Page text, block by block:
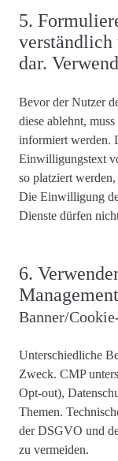
5.
verständlich
dar.
Bevor der Nutzer
diese ablehnt,
informiert werden.
Einwilligungstext
so platziert
Die Einwilligung
Dienste dürfen
6.
Banner/
Unterschiedliche
Zweck. CMP
Opt-out),
Themen.
der DSGVO und
zu vermeiden.